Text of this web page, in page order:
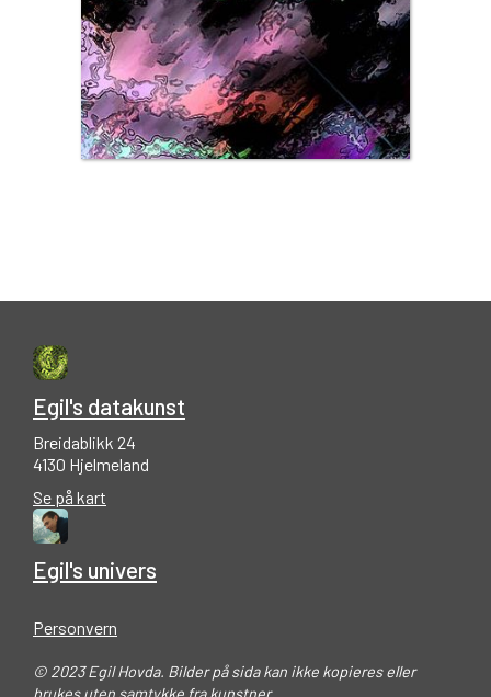
Egil's datakunst
Breidablikk 24
4130 Hjelmeland
Se på kart
Egil's univers
Personvern
© 2023 Egil Hovda. Bilder på sida kan ikke kopieres eller